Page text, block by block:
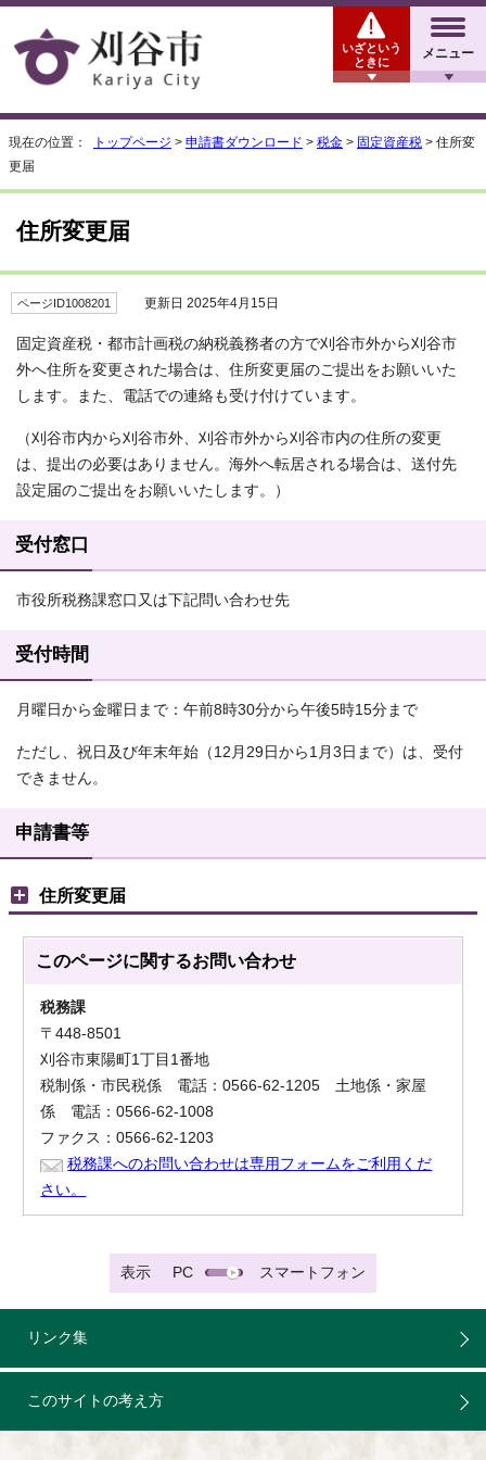
メニュー
いざという
ときに
現在の位置： トップページ > 申請書ダウンロード > 税金 > 固定資産税 > 住所変
更届
住所変更届
ページID1008201 更新日 2025年4月15日
固定資産税・都市計画税の納税義務者の方で刈谷市外から刈谷市
外へ住所を変更された場合は、住所変更届のご提出をお願いいた
します。また、電話での連絡も受け付けています。
（刈谷市内から刈谷市外、刈谷市外から刈谷市内の住所の変更
は、提出の必要はありません。海外へ転居される場合は、送付先
設定届のご提出をお願いいたします。）
受付窓口
市役所税務課窓口又は下記問い合わせ先
受付時間
月曜日から金曜日まで：午前8時30分から午後5時15分まで
ただし、祝日及び年末年始（12月29日から1月3日まで）は、受付
できません。
申請書等
住所変更届
このページに関するお問い合わせ
税務課
〒448-8501
刈谷市東陽町1丁目1番地
税制係・市民税係 電話：0566-62-1205 土地係・家屋
係 電話：0566-62-1008
ファクス：0566-62-1203
税務課へのお問い合わせは専用フォームをご利用くだ
さい。
表示 PC スマートフォン
リンク集
このサイトの考え方